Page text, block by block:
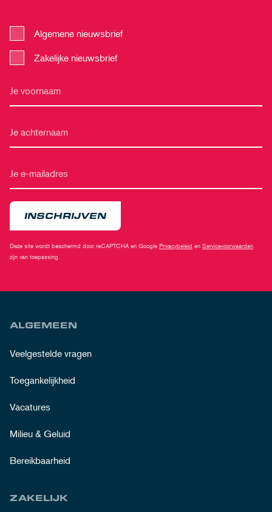
Algemene nieuwsbrief
Zakelijke nieuwsbrief
INSCHRIJVEN
Deze site wordt beschermd door reCAPTCHA en Google Privacybeleid en Servicevoorwaarden
zijn van toepassing.
ALGEMEEN
Veelgestelde vragen
Toegankelijkheid
Vacatures
Milieu & Geluid
Bereikbaarheid
ZAKELIJK